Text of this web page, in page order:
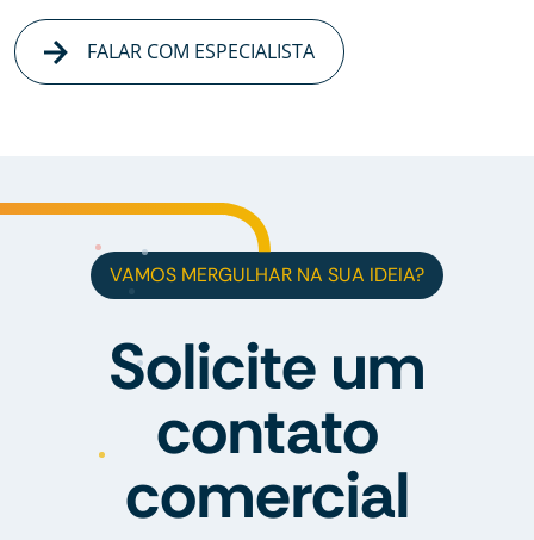
FALAR COM ESPECIALISTA
VAMOS MERGULHAR NA SUA IDEIA?
Solicite um
contato
comercial